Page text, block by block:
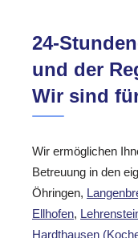
24-
und der
Wir sind
Wir ermöglichen
Betreuung in den
Öhringen,
Ellhofen,
Hardthausen